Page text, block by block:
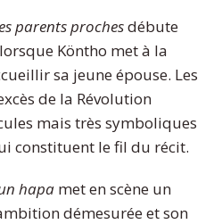
parents prochesdébute
Köntho met à la
sa jeune épouse. Les
de la Révolution
mais très symboliques
constituent le fil du récit.
hapa met en scène un
démesurée et son